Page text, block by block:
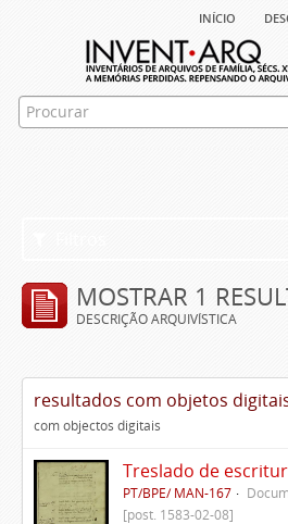
início
MOSTRAR 1
DESCRIÇÃO ARQUIVÍSTICA
resultados com objetos
com objectos digitais
PT/BPE/ MAN-167
[post. 1583-02-08]